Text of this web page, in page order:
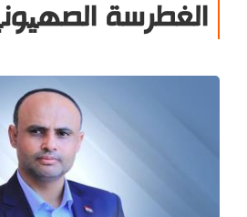
الغطرسة